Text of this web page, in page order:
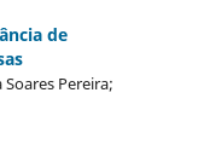
de
Pereira;